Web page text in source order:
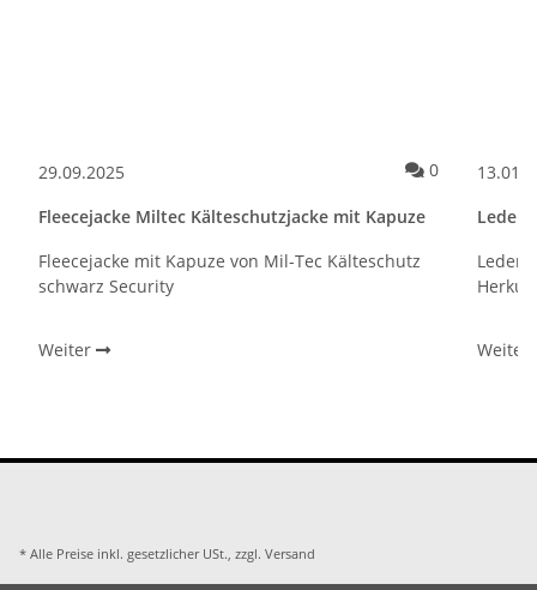
29.09.2025 Kommentare
0
Fleecejacke Miltec Kälteschutzjacke mit Kapuze
Fleecejacke mit Kapuze von Mil-Tec Kälteschutz
schwarz Security
Weiter Weiter
* Alle Preise inkl. gesetzlicher USt., zzgl. Versand